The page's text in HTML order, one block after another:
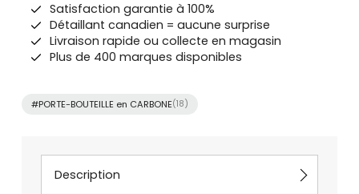
Satisfaction garantie à 100%
Détaillant canadien = aucune surprise
Livraison rapide ou collecte en magasin
Plus de 400 marques disponibles
#PORTE-BOUTEILLE en CARBONE(18)
Description